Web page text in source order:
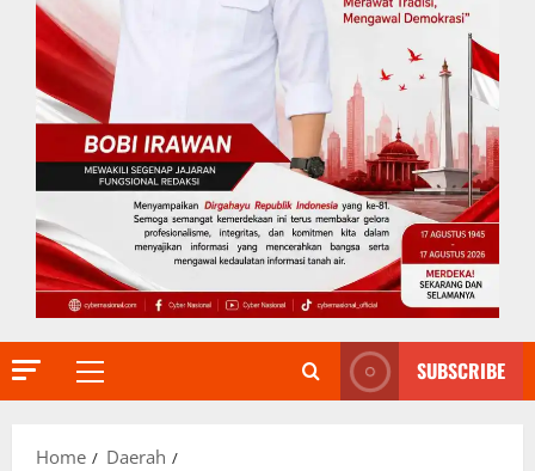
Primary
SUBSCRIBE
Home
Daerah